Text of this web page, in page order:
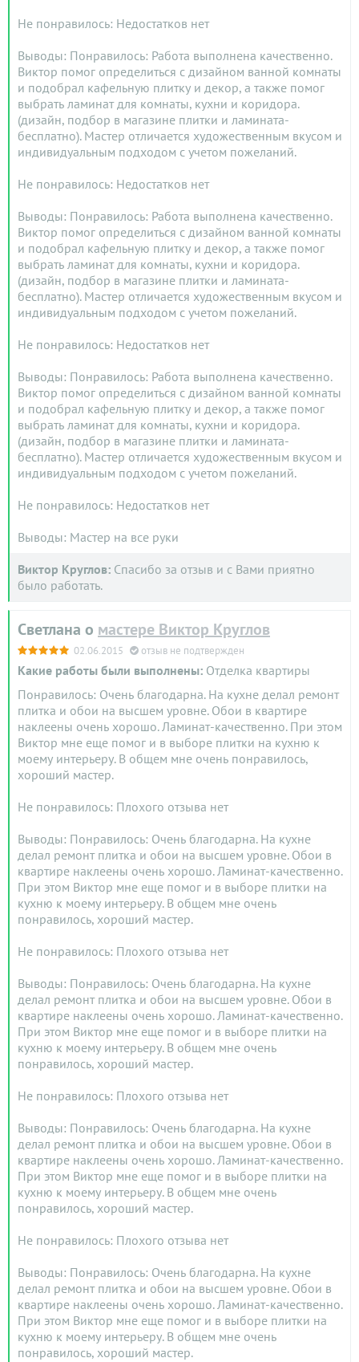
Не понравилось: Недостатков нет
Выводы: Понравилось: Работа выполнена качественно.
Виктор помог определиться с дизайном ванной комнаты
и подобрал кафельную плитку и декор, а также помог
выбрать ламинат для комнаты, кухни и коридора.
(дизайн, подбор в магазине плитки и ламината-
бесплатно). Мастер отличается художественным вкусом и
индивидуальным подходом с учетом пожеланий.
Не понравилось: Недостатков нет
Выводы: Понравилось: Работа выполнена качественно.
Виктор помог определиться с дизайном ванной комнаты
и подобрал кафельную плитку и декор, а также помог
выбрать ламинат для комнаты, кухни и коридора.
(дизайн, подбор в магазине плитки и ламината-
бесплатно). Мастер отличается художественным вкусом и
индивидуальным подходом с учетом пожеланий.
Не понравилось: Недостатков нет
Выводы: Понравилось: Работа выполнена качественно.
Виктор помог определиться с дизайном ванной комнаты
и подобрал кафельную плитку и декор, а также помог
выбрать ламинат для комнаты, кухни и коридора.
(дизайн, подбор в магазине плитки и ламината-
бесплатно). Мастер отличается художественным вкусом и
индивидуальным подходом с учетом пожеланий.
Не понравилось: Недостатков нет
Выводы: Мастер на все руки
Виктор Круглов: Спасибо за отзыв и с Вами приятно
было работать.
Светлана о мастере Виктор Круглов
02.06.2015 отзыв не подтвержден
Какие работы были выполнены: Отделка квартиры
Понравилось: Очень благодарна. На кухне делал ремонт
плитка и обои на высшем уровне. Обои в квартире
наклеены очень хорошо. Ламинат-качественно. При этом
Виктор мне еще помог и в выборе плитки на кухню к
моему интерьеру. В общем мне очень понравилось,
хороший мастер.
Не понравилось: Плохого отзыва нет
Выводы: Понравилось: Очень благодарна. На кухне
делал ремонт плитка и обои на высшем уровне. Обои в
квартире наклеены очень хорошо. Ламинат-качественно.
При этом Виктор мне еще помог и в выборе плитки на
кухню к моему интерьеру. В общем мне очень
понравилось, хороший мастер.
Не понравилось: Плохого отзыва нет
Выводы: Понравилось: Очень благодарна. На кухне
делал ремонт плитка и обои на высшем уровне. Обои в
квартире наклеены очень хорошо. Ламинат-качественно.
При этом Виктор мне еще помог и в выборе плитки на
кухню к моему интерьеру. В общем мне очень
понравилось, хороший мастер.
Не понравилось: Плохого отзыва нет
Выводы: Понравилось: Очень благодарна. На кухне
делал ремонт плитка и обои на высшем уровне. Обои в
квартире наклеены очень хорошо. Ламинат-качественно.
При этом Виктор мне еще помог и в выборе плитки на
кухню к моему интерьеру. В общем мне очень
понравилось, хороший мастер.
Не понравилось: Плохого отзыва нет
Выводы: Понравилось: Очень благодарна. На кухне
делал ремонт плитка и обои на высшем уровне. Обои в
квартире наклеены очень хорошо. Ламинат-качественно.
При этом Виктор мне еще помог и в выборе плитки на
кухню к моему интерьеру. В общем мне очень
понравилось, хороший мастер.